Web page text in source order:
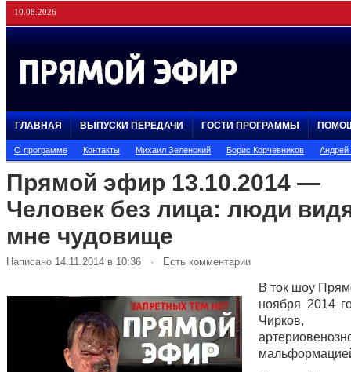
10.08.2026
ГЛАВНАЯ ВЫПУСКИ ПЕРЕДАЧИ ГОСТИ ПРОГРАММЫ
О программе Контакты Михаил Зеленский Борис Корчевников
Прямой эфир 13.10.2014 —
Человек без лица: люди
мне чудовище
Написано 14.11.2014 в 10:36 · Есть комментарии
В ток шоу
ноября 2014
Чирков,